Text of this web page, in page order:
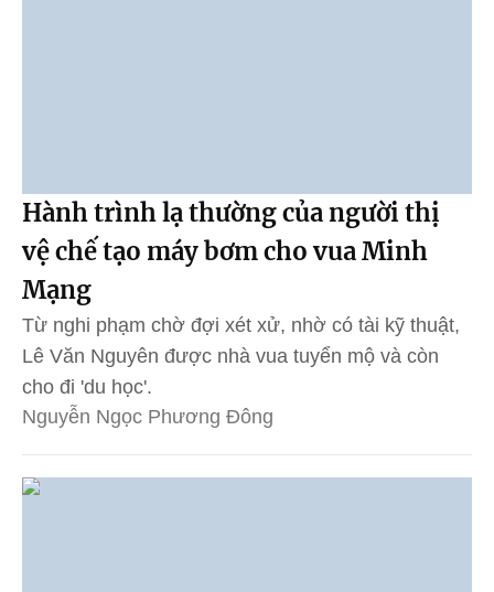
Hành trình lạ thường của người thị
vệ chế tạo máy bơm cho vua Minh
Mạng
Từ nghi phạm chờ đợi xét xử, nhờ có tài kỹ thuật,
Lê Văn Nguyên được nhà vua tuyển mộ và còn
cho đi 'du học'.
Nguyễn Ngọc Phương Đông